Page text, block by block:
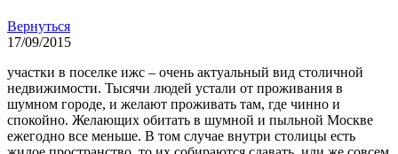
Вернуться
17/09/2015
участки в поселке ижс – очень актуальный вид столичной
недвижимости. Тысячи людей устали от проживания в
шумном городе, и желают проживать там, где чинно и
спокойно. Желающих обитать в шумной и пыльной Москве
ежегодно все меньше. В том случае внутри столицы есть